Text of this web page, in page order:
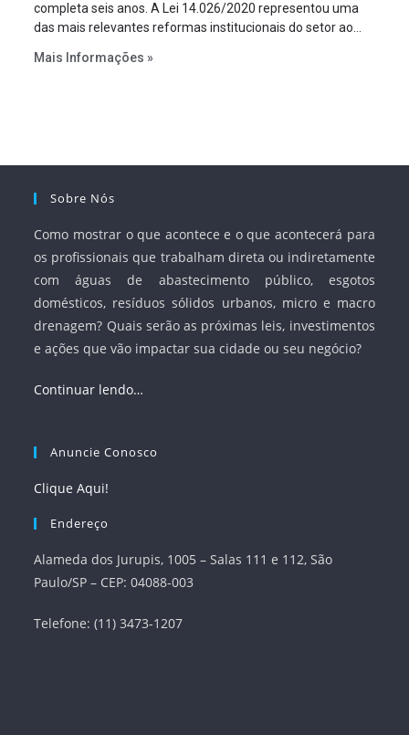
completa seis anos. A Lei 14.026/2020 representou uma
das mais relevantes reformas institucionais do setor ao
serviços, ampliar a participação da iniciativa privada,
Mais Informações »
Sobre Nós
Como mostrar o que acontece e o que acontecerá para
os profissionais que trabalham direta ou indiretamente
com águas de abastecimento público, esgotos
domésticos, resíduos sólidos urbanos, micro e macro
drenagem? Quais serão as próximas leis, investimentos
e ações que vão impactar sua cidade ou seu negócio?
Continuar lendo…
Anuncie Conosco
Clique Aqui!
Endereço
Alameda dos Jurupis, 1005 – Salas 111 e 112, São
Paulo/SP – CEP: 04088-003
Telefone: (11) 3473-1207